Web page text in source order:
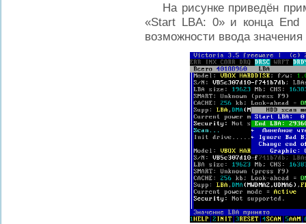
На рисунке приведён
«Start LBA: 0» и конца End
возможности ввода